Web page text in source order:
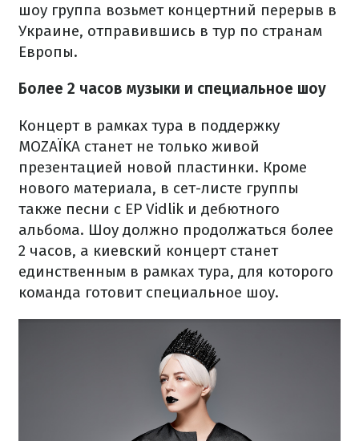
шоу группа возьмет концертний перерыв в
Украине, отправившись в тур по странам
Европы.
Более 2 часов музыки и специальное шоу
Концерт в рамках тура в поддержку
MOZAЇKA станет не только живой
презентацией новой пластинки. Кроме
нового материала, в сет-листе группы
также песни с EP Vidlik и дебютного
альбома. Шоу должно продолжаться более
2 часов, а киевский концерт станет
единственным в рамках тура, для которого
команда готовит специальное шоу.